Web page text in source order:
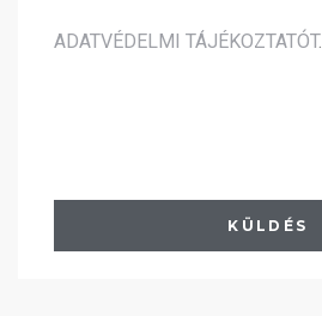
ADATVÉDELMI TÁJÉKOZTATÓT.